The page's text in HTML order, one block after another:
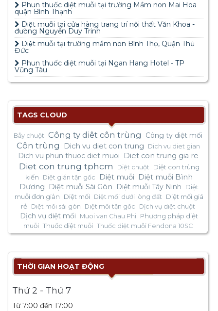
Phun thuốc diệt muỗi tại trường Mầm non Mai Hoa
quận Bình Thạnh
Diệt muỗi tại cửa hàng trang trí nội thất Văn Khoa -
đường Nguyễn Duy Trinh
Diệt muỗi tại trường mầm non Bình Thọ, Quận Thủ
Đức
Phun thuốc diệt muỗi tại Ngan Hang Hotel - TP
Vũng Tàu
TAGS CLOUD
Bẫy chuột Công ty diêt côn trùng Công ty diệt mối
Côn trùng Dich vu diet con trung Dich vu diet gian
Dich vu phun thuoc diet muoi Diet con trung gia re
Diet con trung tphcm Diệt chuột
Diệt con trùng
kiến
Diệt gián tận gốc Diệt muỗi
Diệt muỗi Bình
Dương
Diệt muỗi Sài Gòn Diệt muỗi Tây Ninh
Diệt
muỗi đơn giản
Diệt mối Diệt mối dưới lòng đất
Diệt mối giá
rẻ Diệt mối sài gòn Diệt mối tận gốc Dịch vụ diệt chuột
Dịch vụ diệt mối Muoi van Chau Phi
Phương pháp diệt
muỗi Thuốc diệt muỗi Thuốc diệt muỗi Fendona 10SC
THỜI GIAN HOẠT ĐỘNG
Thứ 2 - Thứ 7
Từ 7:00 đến 17:00